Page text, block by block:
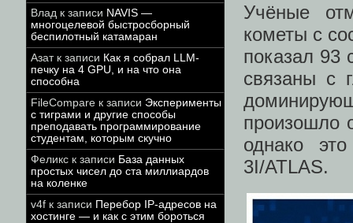
Влад к записи NAVIS —
многоцелевой быстросборный
беспилотный катамаран
Азатк записи Как я собрал LLM-
печку на 4 GPU, и на что она
способна
FileCompare к записи Эксперименты
с тиграми и другие способы
преподавать программирование
студентам, которым скучно
Феликс к записи База данных
простых чисел до ста миллиардов
на коленке
v4f к записи Перебор IP-адресов на
хостинге — и как с этим бороться
Учёные
кометы с
показал 93
связаны с
произошло
однако
3I/ATLAS.